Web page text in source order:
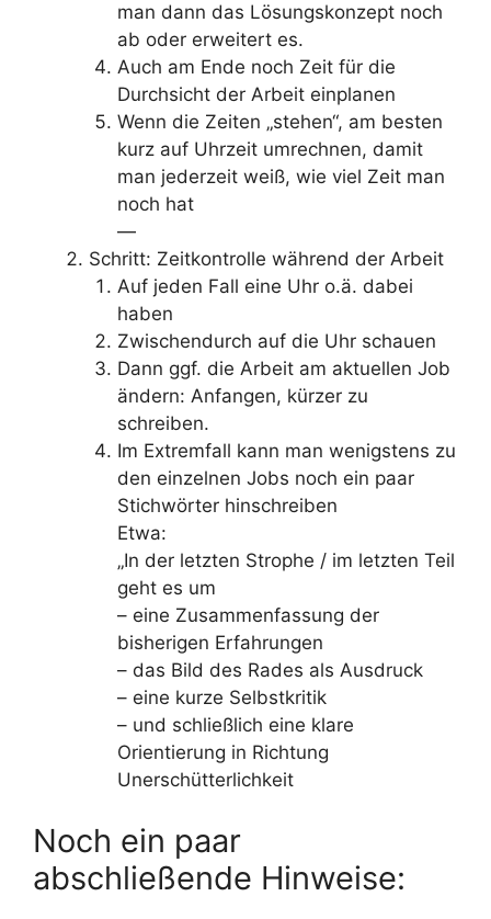
man dann das Lösungskonzept noch
ab oder erweitert es.
Auch am Ende noch Zeit für die
Durchsicht der Arbeit einplanen
Wenn die Zeiten „stehen“, am besten
kurz auf Uhrzeit umrechnen, damit
man jederzeit weiß, wie viel Zeit man
noch hat
—
Schritt: Zeitkontrolle während der Arbeit
Auf jeden Fall eine Uhr o.ä. dabei
haben
Zwischendurch auf die Uhr schauen
Dann ggf. die Arbeit am aktuellen Job
ändern: Anfangen, kürzer zu
schreiben.
Im Extremfall kann man wenigstens zu
den einzelnen Jobs noch ein paar
Stichwörter hinschreiben
Etwa:
„In der letzten Strophe / im letzten Teil
geht es um
– eine Zusammenfassung der
bisherigen Erfahrungen
– das Bild des Rades als Ausdruck
– eine kurze Selbstkritik
– und schließlich eine klare
Orientierung in Richtung
Unerschütterlichkeit
Noch ein paar
abschließende Hinweise: